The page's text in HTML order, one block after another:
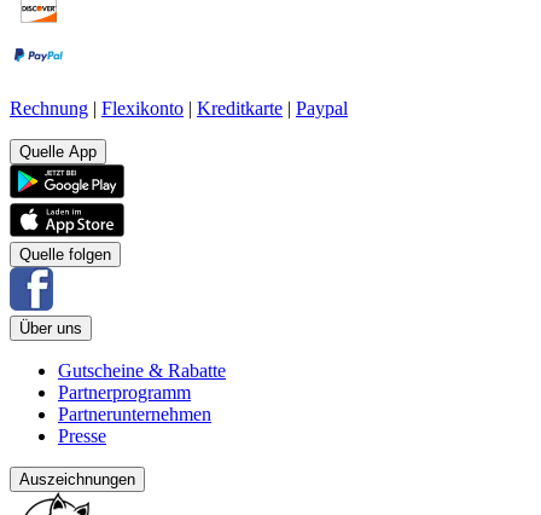
Rechnung | Flexikonto | Kreditkarte | Paypal
Quelle App
Quelle folgen
Über uns
Gutscheine & Rabatte
Partnerprogramm
Partnerunternehmen
Presse
Auszeichnungen